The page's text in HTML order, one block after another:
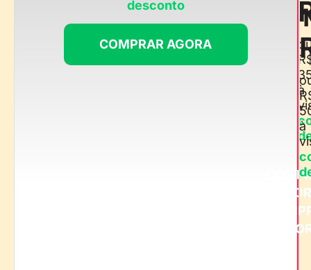
desconto
COMPRAR AGORA
à
à